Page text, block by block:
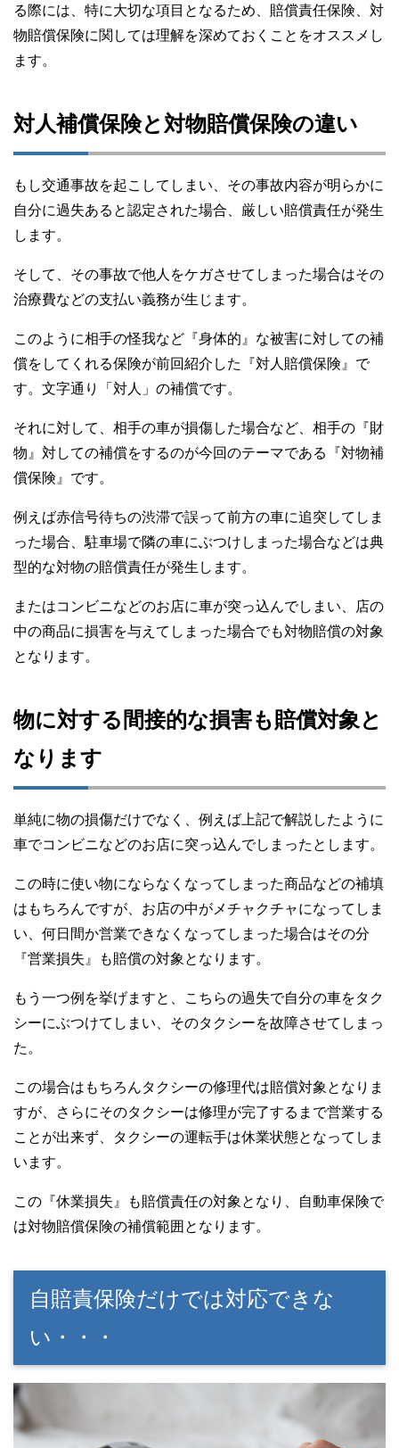
る際には、特に大切な項目となるため、賠償責任保険、対
物賠償保険に関しては理解を深めておくことをオススメし
ます。
対人補償保険と対物賠償保険の違い
もし交通事故を起こしてしまい、その事故内容が明らかに
自分に過失あると認定された場合、厳しい賠償責任が発生
します。
そして、その事故で他人をケガさせてしまった場合はその
治療費などの支払い義務が生じます。
このように相手の怪我など『身体的』な被害に対しての補
償をしてくれる保険が前回紹介した『対人賠償保険』で
す。文字通り「対人」の補償です。
それに対して、相手の車が損傷した場合など、相手の『財
物』対しての補償をするのが今回のテーマである『対物補
償保険』です。
例えば赤信号待ちの渋滞で誤って前方の車に追突してしま
った場合、駐車場で隣の車にぶつけしまった場合などは典
型的な対物の賠償責任が発生します。
またはコンビニなどのお店に車が突っ込んでしまい、店の
中の商品に損害を与えてしまった場合でも対物賠償の対象
となります。
物に対する間接的な損害も賠償対象と
なります
単純に物の損傷だけでなく、例えば上記で解説したように
車でコンビニなどのお店に突っ込んでしまったとします。
この時に使い物にならなくなってしまった商品などの補填
はもちろんですが、お店の中がメチャクチャになってしま
い、何日間か営業できなくなってしまった場合はその分
『営業損失』も賠償の対象となります。
もう一つ例を挙げますと、こちらの過失で自分の車をタク
シーにぶつけてしまい、そのタクシーを故障させてしまっ
た。
この場合はもちろんタクシーの修理代は賠償対象となりま
すが、さらにそのタクシーは修理が完了するまで営業する
ことが出来ず、タクシーの運転手は休業状態となってしま
います。
この『休業損失』も賠償責任の対象となり、自動車保険で
は対物賠償保険の補償範囲となります。
自賠責保険だけでは対応できな
い・・・